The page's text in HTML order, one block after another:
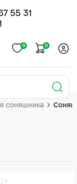
55 31
0 0
соняшника